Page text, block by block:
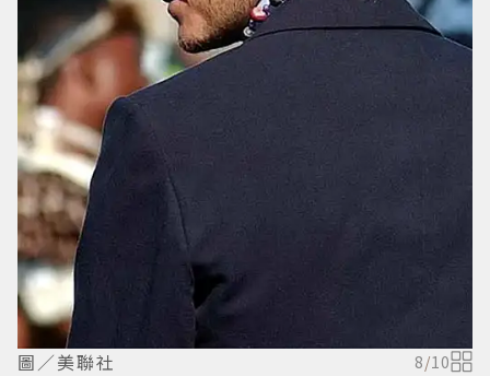
圖／美聯社 8/10